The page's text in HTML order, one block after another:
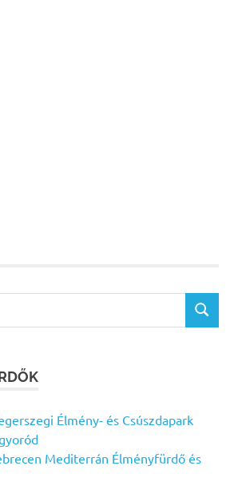
SEARCH
Élmény- és Csúszdapark
Mediterrán Élményfürdő és